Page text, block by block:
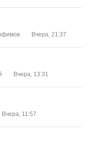
Вчера, 21:37
Вчера, 13:31
Вчера, 11:57